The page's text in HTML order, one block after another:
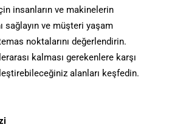
insanların ve makinelerin
sağlayın ve müşteri yaşam
noktalarını değerlendirin.
kalması gerekenlere karşı
alanları keşfedin.